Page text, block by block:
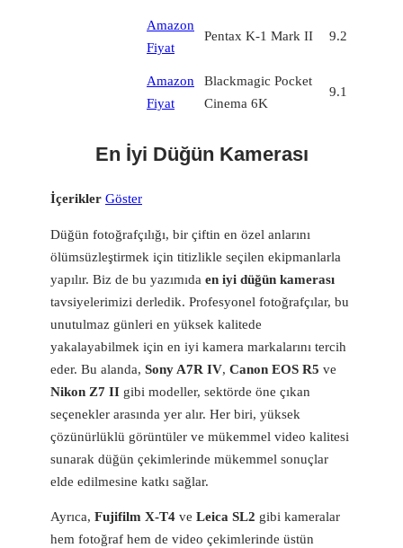
Amazon
Fiyat
Pentax K-1 Mark II 9.2
Amazon
Fiyat
Blackmagic Pocket
Cinema 6K
9.1
En İyi Düğün Kamerası
İçerikler Göster
Düğün fotoğrafçılığı, bir çiftin en özel anlarını
ölümsüzleştirmek için titizlikle seçilen ekipmanlarla
yapılır. Biz de bu yazımıda en iyi düğün kamerası
tavsiyelerimizi derledik. Profesyonel fotoğrafçılar, bu
unutulmaz günleri en yüksek kalitede
yakalayabilmek için en iyi kamera markalarını tercih
eder. Bu alanda, Sony A7R IV, Canon EOS R5 ve
Nikon Z7 II gibi modeller, sektörde öne çıkan
seçenekler arasında yer alır. Her biri, yüksek
çözünürlüklü görüntüler ve mükemmel video kalitesi
sunarak düğün çekimlerinde mükemmel sonuçlar
elde edilmesine katkı sağlar.
Ayrıca, Fujifilm X-T4 ve Leica SL2 gibi kameralar
hem fotoğraf hem de video çekimlerinde üstün